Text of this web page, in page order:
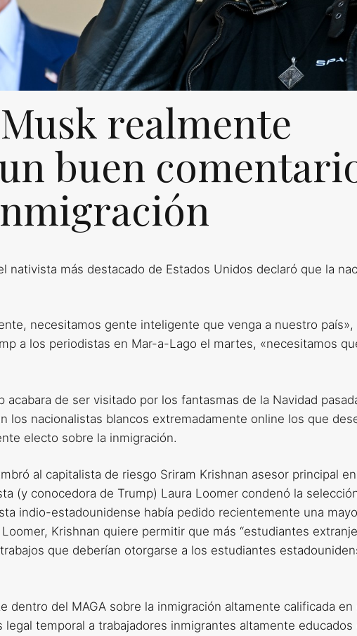
realmente
buen
nativista más destacado de Estados Unidos declaró que la
necesitamos gente inteligente que venga a nuestro país»,
a los periodistas en Mar-a-Lago el martes, «necesitamos
acabara de ser visitado por los fantasmas de la Navidad
los nacionalistas blancos extremadamente online los que
electo sobre la inmigración.
al capitalista de riesgo Sriram Krishnan asesor principal
(y conocedora de Trump) Laura Loomer condenó la
indio-estadounidense había pedido recientemente una
Krishnan quiere permitir que más “estudiantes
que deberían otorgarse a los estudiantes
dentro del MAGA sobre la inmigración altamente calificada en
temporal a trabajadores inmigrantes altamente educados